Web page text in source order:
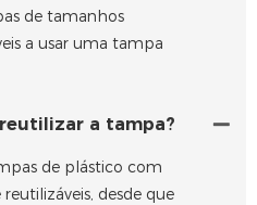
de tamanhos
a usar uma tampa
a tampa?
de plástico com
desde que